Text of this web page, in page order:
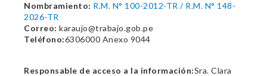
Nombramiento: R.M. N° 100-2012-TR / R.M. N° 148-
2026-TR
Correo: karaujo@trabajo.gob.pe
Teléfono:6306000 Anexo 9044
Responsable de acceso a la información:Sra. Clara